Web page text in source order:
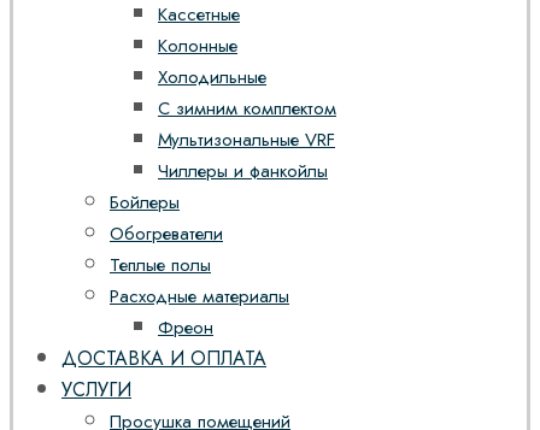
Кассетные
Колонные
Холодильные
С зимним комплектом
Мультизональные VRF
Чиллеры и фанкойлы
Бойлеры
Обогреватели
Теплые полы
Расходные материалы
Фреон
ДОСТАВКА И ОПЛАТА
УСЛУГИ
Просушка помещений